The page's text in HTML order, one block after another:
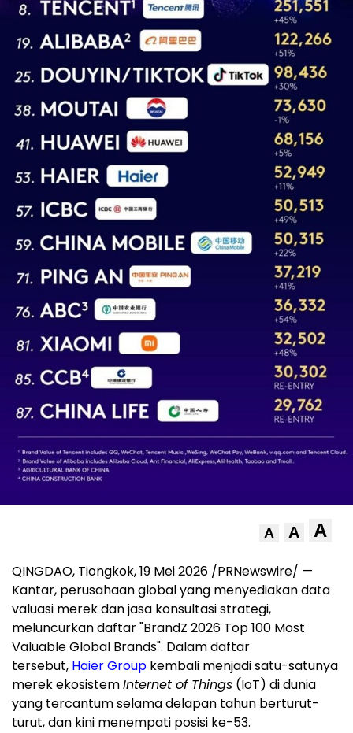
A A A
QINGDAO, Tiongkok,19 Mei 2026 /PRNewswire/ —
Kantar, perusahaan global yang menyediakan data
valuasi merek dan jasa konsultasi strategi,
meluncurkan daftar "BrandZ 2026 Top 100 Most
Valuable Global Brands". Dalam daftar
tersebut, Haier Group kembali menjadi satu-satunya
merek ekosistemInternet of Things (IoT) di dunia
yang tercantum selama delapan tahun berturut-
turut, dan kini menempati posisi ke-53.